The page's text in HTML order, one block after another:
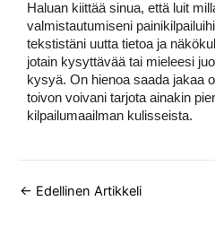
Haluan kiittää sinua, että luit
valmistautumiseni
tekstistäni uutta tietoa ja
jotain kysyttävää tai mieleesi
kysyä. On hienoa saada jakaa
toivon voivani tarjota ainakin
kilpailumaailman kulisseista.
← Edellinen Artikkeli